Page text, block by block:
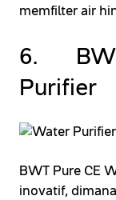
memfilter air
6. BWT
Purifier
BWT Pure CE
inovatif,